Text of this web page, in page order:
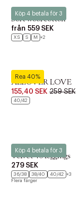
Köp 4 betala för 3
Kunert
Soft wool cotton
från 559 SEK
XS S M +2
Rea 40%
Kunert
ALLOVER LOVE
155,40 SEK 259 SEK
40/42
Köp 4 betala för 3
Kunert
Velvet 40 leggings
279 SEK
36/38 38/40 40/42 +3
Flera färger